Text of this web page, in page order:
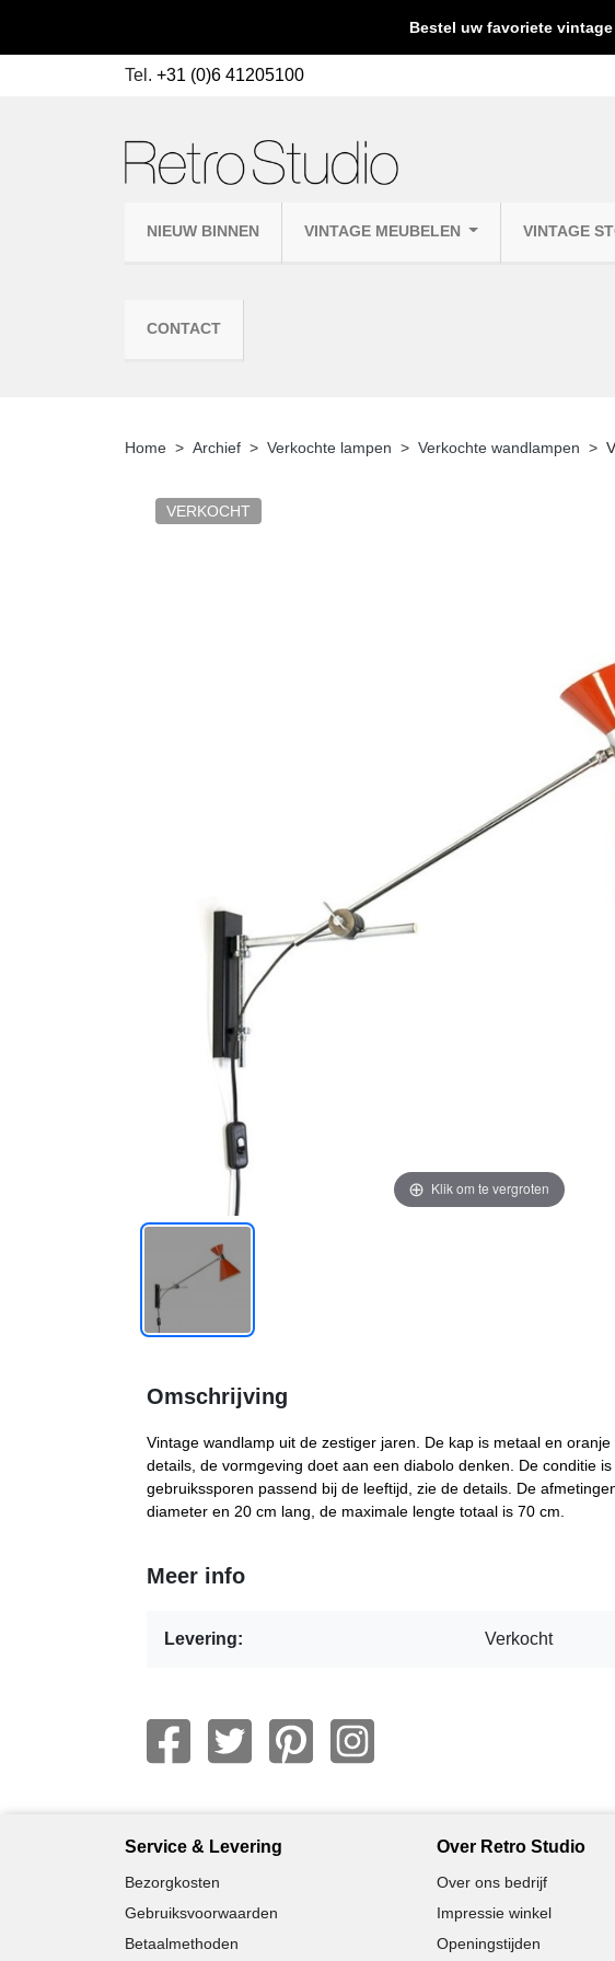
Bestel uw favoriete
Tel. +31 (0)6 41205100
NIEUW BINNEN VINTAGE MEUBELEN VINTAGE
CONTACT
Home Archief Verkochte lampen Verkochte wandlampen
VERKOCHT
Klik om te vergroten
Omschrijving
Vintage wandlamp uit de zestiger jaren. De kap is metaal en
details, de vormgeving doet aan een diabolo denken. De conditie
gebruikssporen passend bij de leeftijd, zie de details. De
diameter en 20 cm lang, de maximale lengte totaal is 70 cm.
Meer info
Levering: Verkocht
Service & Levering
Bezorgkosten
Gebruiksvoorwaarden
Betaalmethoden
Over Retro Studio
Over ons bedrijf
Impressie winkel
Openingstijden